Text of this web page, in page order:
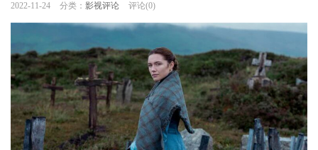
2022-11-24 分类： 影视评论 评论(0)